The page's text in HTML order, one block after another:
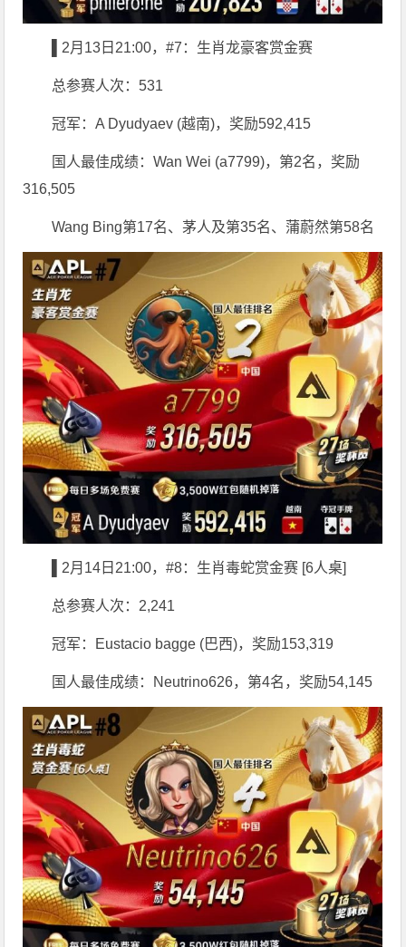
▌2月13日21:00，#7：生肖龙豪客赏金赛
总参赛人次：531
冠军：A Dyudyaev (越南)，奖励592,415
国人最佳成绩：Wan Wei (a7799)，第2名，奖励
316,505
Wang Bing第17名、茅人及第35名、蒲蔚然第58名
▌2月14日21:00，#8：生肖毒蛇赏金赛 [6人桌]
总参赛人次：2,241
冠军：Eustacio bagge (巴西)，奖励153,319
国人最佳成绩：Neutrino626，第4名，奖励54,145